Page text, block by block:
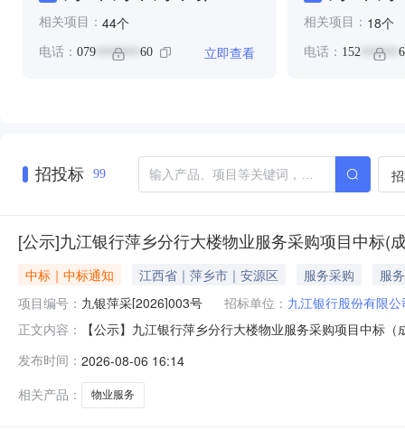
相关项目： 44个
电话： 079 ******* 60 立即查看
相关项目： 18个
电话： 152******
招投标 99
[公示]九江银行萍乡分行大楼物业服务采购项目中标(
中标｜中标通知 江西省｜萍乡市｜安源区 服务采购
服务
项目编号： 九银萍采[2026]003号 招标单位： 九江银行股份有限
正文内容：
【公示】九江银行萍乡分行大楼物业服务采购项目中标
采购人：九江银行股份有限公司萍乡分行现将该项目中
话：0799-71919
发布时间： 2026-08-06 16:14
相关产品：
物业服务